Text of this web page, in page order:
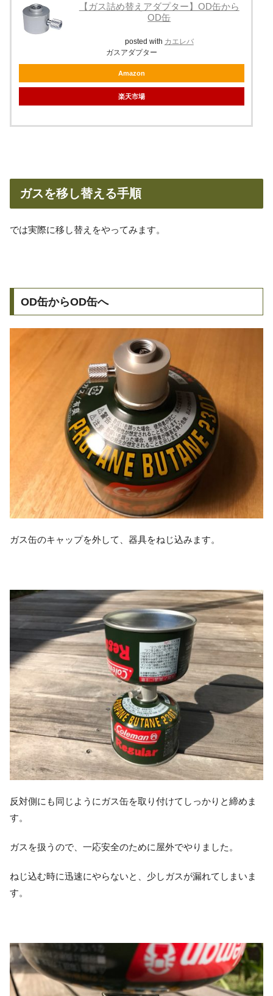
【ガス詰め替えアダプター】OD缶から
OD缶
posted with カエレバ
ガスアダプター
Amazon
楽天市場
ガスを移し替える手順
では実際に移し替えをやってみます。
OD缶からOD缶へ
ガス缶のキャップを外して、器具をねじ込みます。
反対側にも同じようにガス缶を取り付けてしっかりと締めま
す。
ガスを扱うので、一応安全のために屋外でやりました。
ねじ込む時に迅速にやらないと、少しガスが漏れてしまいま
す。